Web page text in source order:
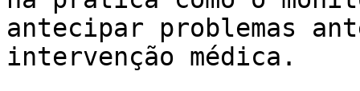
antecipar problemas
intervenção médica.